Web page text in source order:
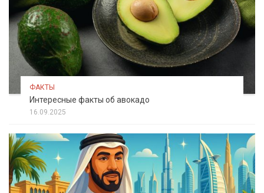
ФАКТЫ
Интересные факты об авокадо
16.09.2025